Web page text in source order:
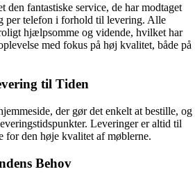
den fantastiske service, de har modtaget
per telefon i forhold til levering. Alle
hjælpsomme og vidende, hvilket har
med fokus på høj kvalitet, både på
til Tiden
der gør det enkelt at bestille, og
Leveringer er altid til
for den høje kvalitet af møblerne.
Behov